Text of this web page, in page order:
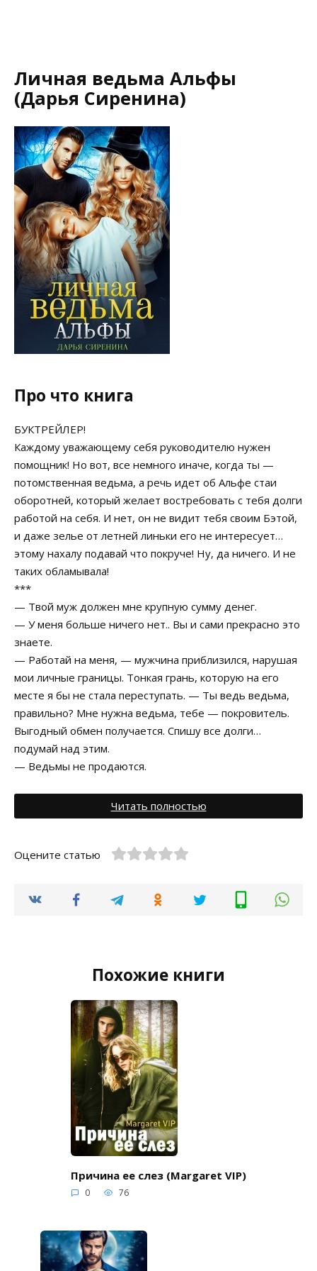
Личная ведьма Альфы
(Дарья Сиренина)
Про что книга
БУКТРЕЙЛЕР!
Каждому уважающему себя руководителю нужен
помощник! Но вот, все немного иначе, когда ты —
потомственная ведьма, а речь идет об Альфе стаи
оборотней, который желает востребовать с тебя долги
работой на себя. И нет, он не видит тебя своим Бэтой,
и даже зелье от летней линьки его не интересует…
этому нахалу подавай что покруче! Ну, да ничего. И не
таких обламывала!
***
— Твой муж должен мне крупную сумму денег.
— У меня больше ничего нет.. Вы и сами прекрасно это
знаете.
— Работай на меня, — мужчина приблизился, нарушая
мои личные границы. Тонкая грань, которую на его
месте я бы не стала переступать. — Ты ведь ведьма,
правильно? Мне нужна ведьма, тебе — покровитель.
Выгодный обмен получается. Спишу все долги…
подумай над этим.
— Ведьмы не продаются.
Читать полностью
Оцените статью
Похожие книги
Причина ее слез (Margaret VIP)
0 76